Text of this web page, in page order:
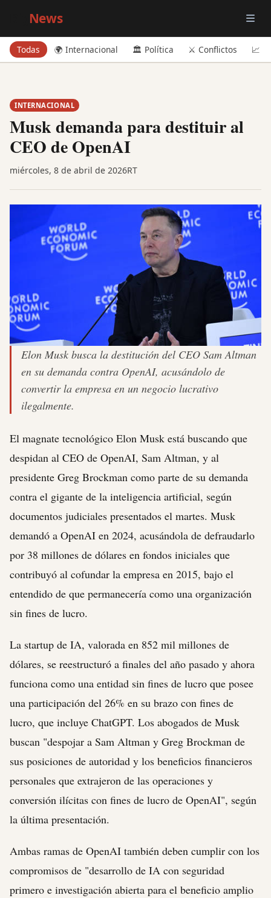
News
Todas 🌍 Internacional 🏛️ Política ⚔️ Conflictos 📈
INTERNACIONAL
Musk demanda para destituir al
CEO de OpenAI
miércoles, 8 de abril de 2026RT
Elon Musk busca la destitución del CEO Sam Altman
en su demanda contra OpenAI, acusándolo de
convertir la empresa en un negocio lucrativo
ilegalmente.
El magnate tecnológico Elon Musk está buscando que
despidan al CEO de OpenAI, Sam Altman, y al
presidente Greg Brockman como parte de su demanda
contra el gigante de la inteligencia artificial, según
documentos judiciales presentados el martes. Musk
demandó a OpenAI en 2024, acusándola de defraudarlo
por 38 millones de dólares en fondos iniciales que
contribuyó al cofundar la empresa en 2015, bajo el
entendido de que permanecería como una organización
sin fines de lucro.
La startup de IA, valorada en 852 mil millones de
dólares, se reestructuró a finales del año pasado y ahora
funciona como una entidad sin fines de lucro que posee
una participación del 26% en su brazo con fines de
lucro, que incluye ChatGPT. Los abogados de Musk
buscan "despojar a Sam Altman y Greg Brockman de
sus posiciones de autoridad y los beneficios financieros
personales que extrajeron de las operaciones y
conversión ilícitas con fines de lucro de OpenAI", según
la última presentación.
Ambas ramas de OpenAI también deben cumplir con los
compromisos de "desarrollo de IA con seguridad
primero e investigación abierta para el beneficio amplio